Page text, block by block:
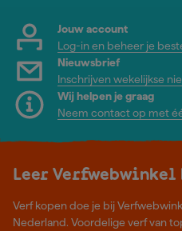
Jouw account
Log-in en beheer je
Nieuwsbrief
Inschrijven wekelijkse
Wij helpen je graag
Neem contact op met
Leer Verfwebwinkel
Verf kopen doe je bij
Nederland. Voordelige verf van